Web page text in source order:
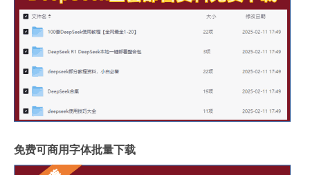
免费可商用字体批量下载